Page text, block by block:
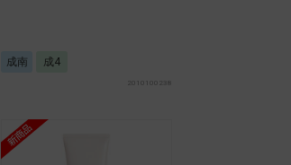
成南 成4
2010100238